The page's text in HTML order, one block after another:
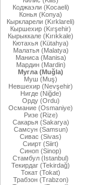
Коджаэли (Kocaeli)
Конья (Konya)
Кыркларели (Kırklareli)
Кыршехир (Kırşehir)
Кырыккале (Kırıkkale)
Кютахья (Kütahya)
Малатья (Malatya)
Маниса (Manisa)
Мардин (Mardin)
Мугла (Muğla)
Муш (Muş)
Невшехир (Nevşehir)
Нигде (Niğde)
Орду (Ordu)
Османие (Osmaniye)
Ризе (Rize)
Сакарья (Sakarya)
Самсун (Samsun)
Сивас (Sivas)
Сиирт (Siirt)
Синоп (Sinop)
Стамбул (Istanbul)
Текирдаг (Tekirdağ)
Токат (Tokat)
Трабзон (Trabzon)